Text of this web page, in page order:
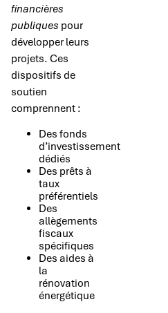
financières
publiques pour
développer leurs
projets. Ces
dispositifs de
soutien
comprennent :
Des fonds
d’investissement
dédiés
Des prêts à
taux
préférentiels
Des
allègements
fiscaux
spécifiques
Des aides à
la
rénovation
énergétique